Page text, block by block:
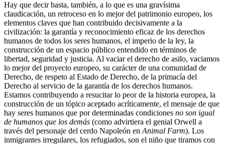
Hay que decir basta, también, a lo que es una gravísima
claudicación, un retroceso en lo mejor del patrimonio europeo, los
elementos claves que han contribuido decisivamente a la
civilización: la garantía y reconocimiento eficaz de los derechos
humanos de todos los seres humanos, el imperio de la ley, la
construcción de un espacio público entendido en términos de
libertad, seguridad y justicia. Al vaciar el derecho de asilo, vaciamos
lo mejor del proyecto europeo, su carácter de una comunidad de
Derecho, de respeto al Estado de Derecho, de la primacía del
Derecho al servicio de la garantía de los derechos humanos.
Estamos contribuyendo a resucitar lo peor de la historia europea, la
construcción de un tópico aceptado acríticamente, el mensaje de que
hay seres humanos que por determinadas condiciones no son igual
de humanos que los demás (como advirtiera el genial Orwell a
través del personaje del cerdo Napoleón en Animal Farm). Los
inmigrantes irregulares, los refugiados, son el niño que tiramos con